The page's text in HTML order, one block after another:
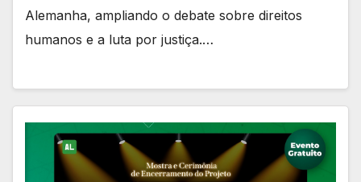
Alemanha, ampliando o debate sobre direitos
humanos e a luta por justiça.…